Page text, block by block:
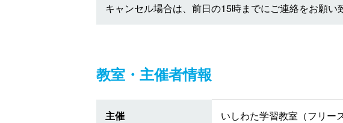
キャンセル場合は、前日の15時までにご連絡をお願い
教室・主催者情報
主催 いしわた学習教室（フリー